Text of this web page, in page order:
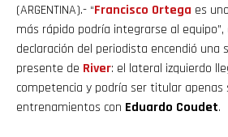
(ARGENTINA).- “Francisco Ortega es
más rápido podría integrarse al
declaración del periodista encendió una
presente de River: el lateral izquierdo
competencia y podría ser titular apenas
entrenamientos con Eduardo Coudet.